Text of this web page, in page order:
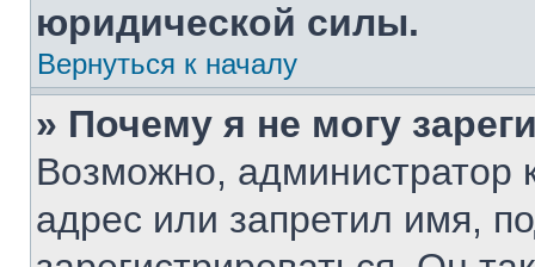
юридической силы.
Вернуться к началу
» Почему я не могу
Возможно, администратор
адрес или запретил имя,